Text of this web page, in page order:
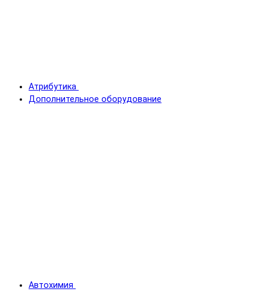
Атрибутика
Дополнительное оборудование
Автохимия